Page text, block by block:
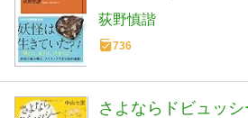
荻野慎諧
736
さよならドビュッ